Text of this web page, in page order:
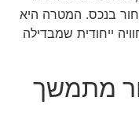
בנכס. המטרה היא
ייחודית שמבדילה
מתמשך